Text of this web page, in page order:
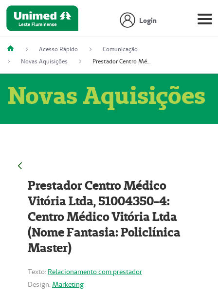
Login
Acesso Rápido
Comunicação
Novas Aquisições
Prestador Centro Médico Vitória Ltda, 51004350-4: Centro Médico Vitória Ltda (Nome Fantasia: Policlínica Master)
Novas Aquisições
Prestador Centro Médico
Vitória Ltda, 51004350-4:
Centro Médico Vitória Ltda
(Nome Fantasia: Policlínica
Master)
Texto: Relacionamento com prestador
Design: Marketing